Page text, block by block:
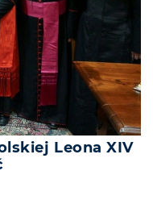
Leona XIV